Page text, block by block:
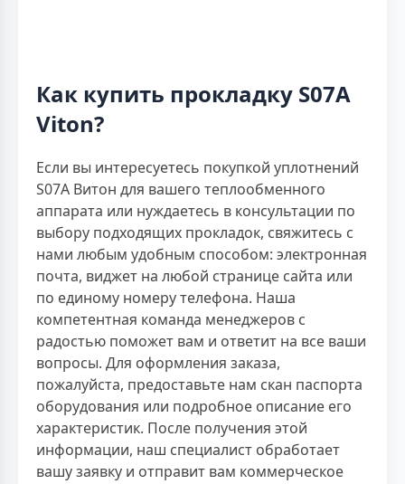
Как купить прокладку S07A
Viton?
Если вы интересуетесь покупкой уплотнений
S07A Витон для вашего теплообменного
аппарата или нуждаетесь в консультации по
выбору подходящих прокладок, свяжитесь с
нами любым удобным способом: электронная
почта, виджет на любой странице сайта или
по единому номеру телефона. Наша
компетентная команда менеджеров с
радостью поможет вам и ответит на все ваши
вопросы. Для оформления заказа,
пожалуйста, предоставьте нам скан паспорта
оборудования или подробное описание его
характеристик. После получения этой
информации, наш специалист обработает
вашу заявку и отправит вам коммерческое